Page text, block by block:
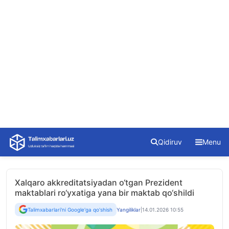
Skip
content
Qidiruv Menu
Xalqaro akkreditatsiyadan o‘tgan Prezident
maktablari ro‘yxatiga yana bir maktab qo‘shildi
Talimxabarlari'ni Google'ga qo'shish Yangiliklar 14.01.2026 10:55